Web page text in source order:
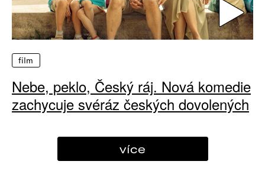
film
Nebe, peklo, Český ráj. Nová komedie
zachycuje svéráz českých dovolených
více